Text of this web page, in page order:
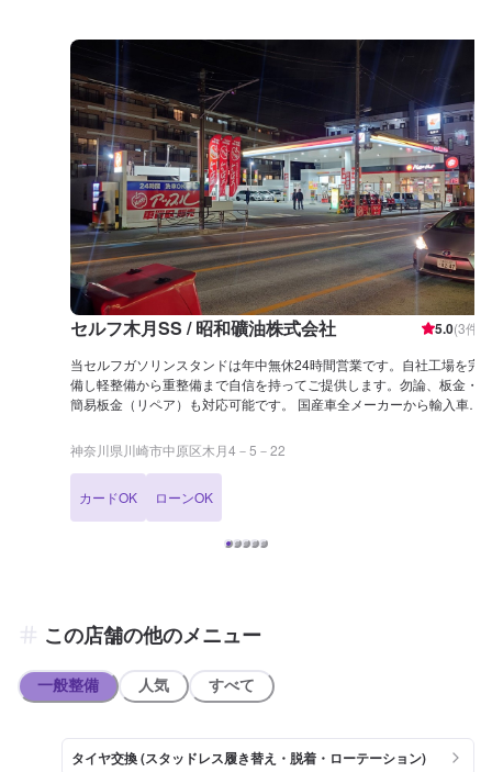
セルフ木月SS / 昭和礦油株式会社 5.0(3件)
当セルフガソリンスタンドは年中無休24時間営業です。自社工場を完
備し軽整備から重整備まで自信を持ってご提供します。勿論、板金・
簡易板金（リペア）も対応可能です。 国産車全メーカーから輸入車ま
神奈川県川崎市中原区木月4－5－22
カードOK ローンOK
この店舗の他のメニュー
一般整備 人気 すべて
タイヤ交換 (スタッドレス履き替え・脱着・ローテーション)